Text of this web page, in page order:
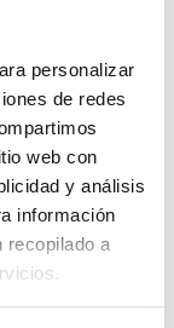
personalizar
de redes
web con
y análisis
información
recopilado a